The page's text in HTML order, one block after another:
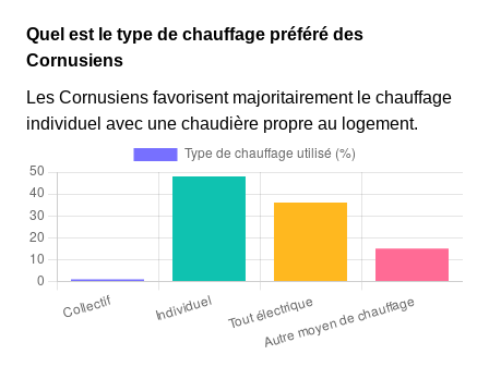
Quel est le type de chauffage préféré des
Cornusiens
Les Cornusiens favorisent majoritairement le chauffage
individuel avec une chaudière propre au logement.